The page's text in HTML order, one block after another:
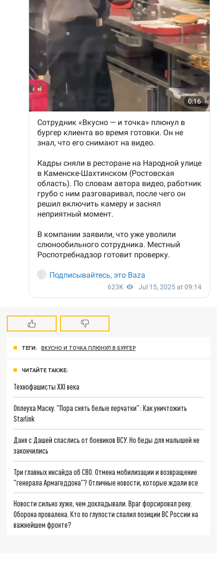
ТЕГИ: ВКУСНО И ТОЧКА ПЛЮНУЛ В БУРГЕР
ЧИТАЙТЕ ТАКЖЕ:
Технофашисты XXI века
Оплеуха Маску. "Пора снять белые перчатки": Как уничтожить
Starlink
Даня с Дашей спаслись от боевиков ВСУ. Но беды для малышей не
закончились
Три главных инсайда об СВО. Отмена мобилизации и возвращение
"генерала Армагеддона"? Отличные новости, которые ждали все
Новости сильно хуже, чем докладывали. Враг форсировал реку.
Оборона провалена. Кто по глупости спалил позиции ВС России на
важнейшем фронте?